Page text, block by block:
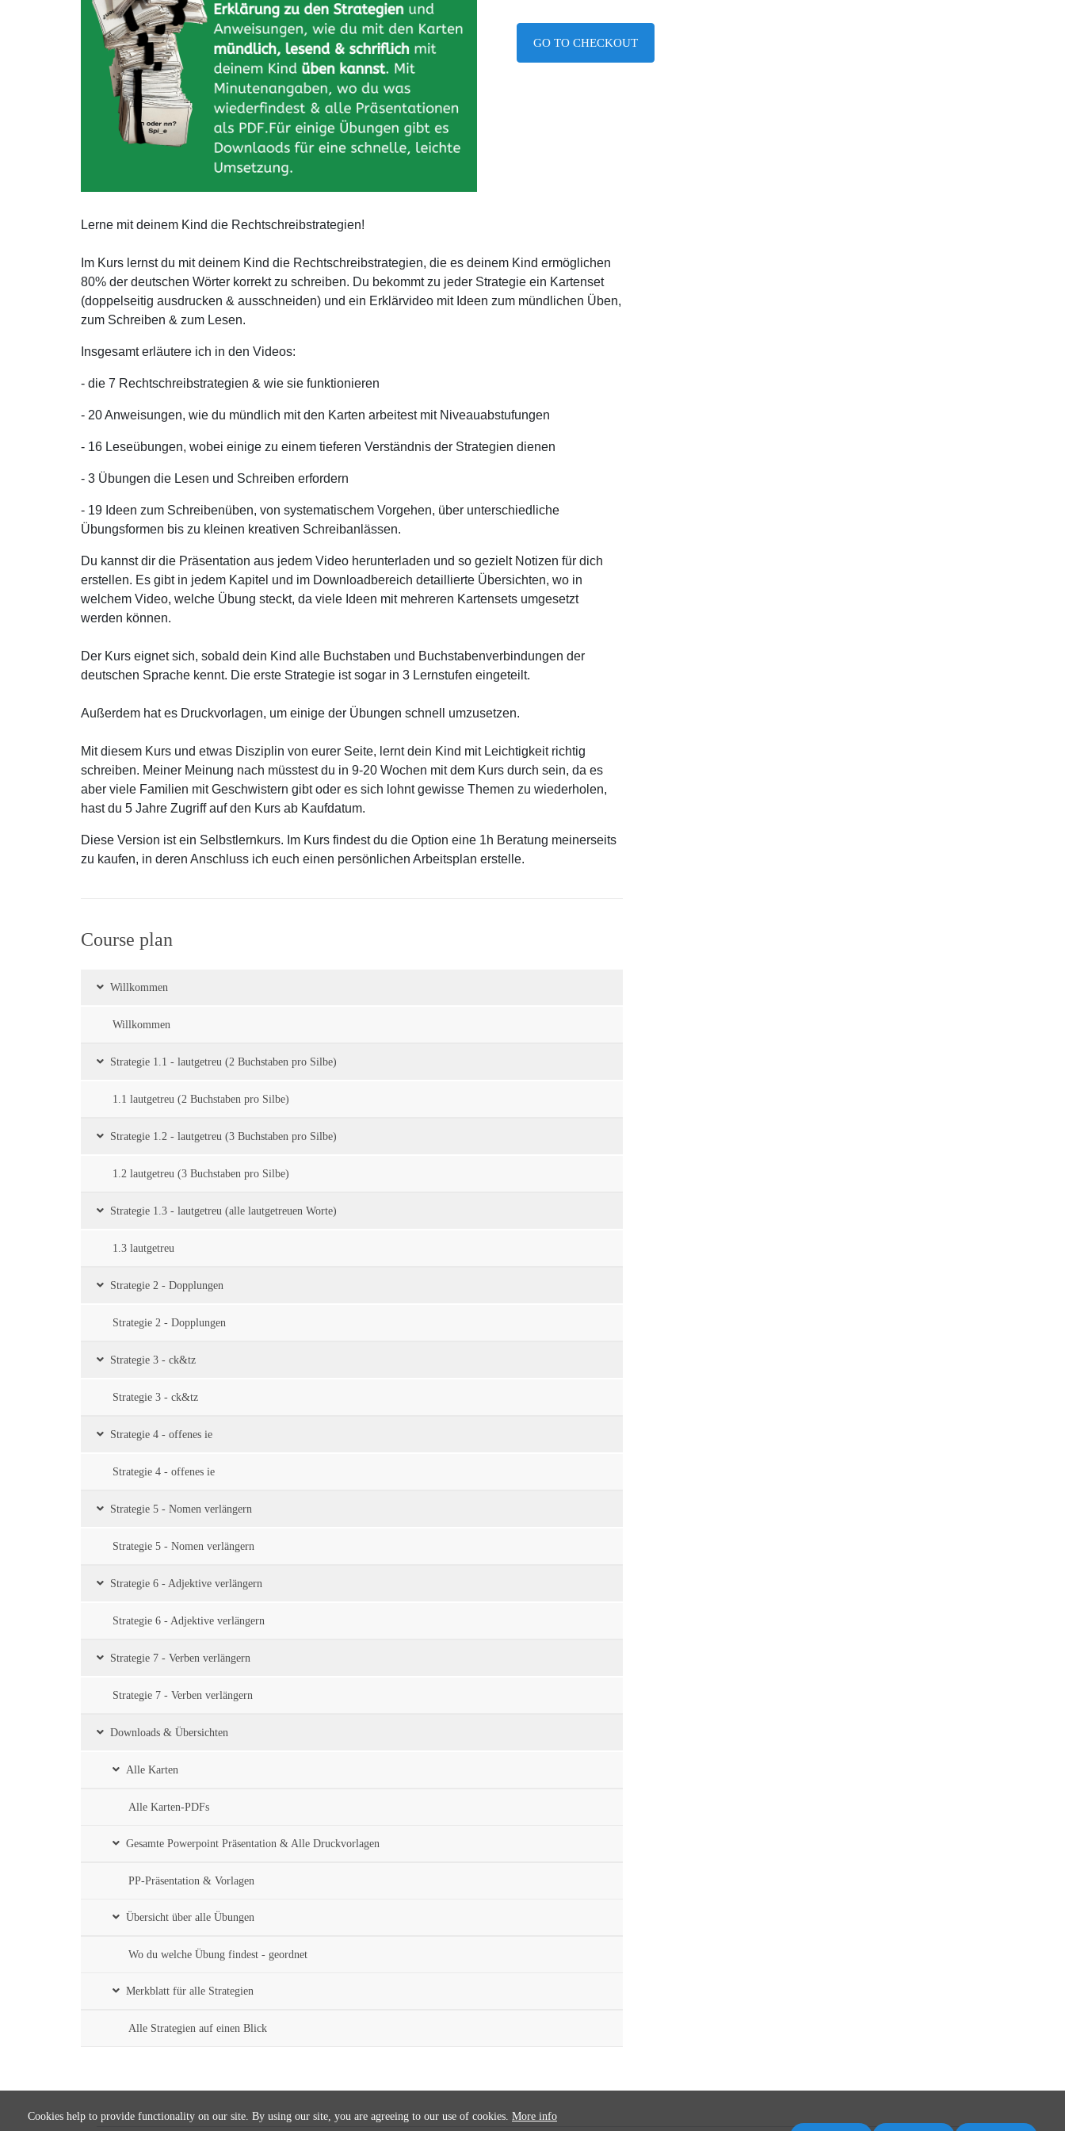
GO TO CHECKOUT
Lerne mit deinem Kind die Rechtschreibstrategien!
Im Kurs lernst du mit deinem Kind die Rechtschreibstrategien, die es deinem Kind ermöglichen
80% der deutschen Wörter korrekt zu schreiben. Du bekommt zu jeder Strategie ein Kartenset
(doppelseitig ausdrucken & ausschneiden) und ein Erklärvideo mit Ideen zum mündlichen Üben,
zum Schreiben & zum Lesen.
Insgesamt erläutere ich in den Videos:
- die 7 Rechtschreibstrategien & wie sie funktionieren
- 20 Anweisungen, wie du mündlich mit den Karten arbeitest mit Niveauabstufungen
- 16 Leseübungen, wobei einige zu einem tieferen Verständnis der Strategien dienen
- 3 Übungen die Lesen und Schreiben erfordern
- 19 Ideen zum Schreibenüben, von systematischem Vorgehen, über unterschiedliche
Übungsformen bis zu kleinen kreativen Schreibanlässen.
Du kannst dir die Präsentation aus jedem Video herunterladen und so gezielt Notizen für dich
erstellen. Es gibt in jedem Kapitel und im Downloadbereich detaillierte Übersichten, wo in
welchem Video, welche Übung steckt, da viele Ideen mit mehreren Kartensets umgesetzt
werden können.
Der Kurs eignet sich, sobald dein Kind alle Buchstaben und Buchstabenverbindungen der
deutschen Sprache kennt. Die erste Strategie ist sogar in 3 Lernstufen eingeteilt.
Außerdem hat es Druckvorlagen, um einige der Übungen schnell umzusetzen.
Mit diesem Kurs und etwas Disziplin von eurer Seite, lernt dein Kind mit Leichtigkeit richtig
schreiben. Meiner Meinung nach müsstest du in 9-20 Wochen mit dem Kurs durch sein, da es
aber viele Familien mit Geschwistern gibt oder es sich lohnt gewisse Themen zu wiederholen,
hast du 5 Jahre Zugriff auf den Kurs ab Kaufdatum.
Diese Version ist ein Selbstlernkurs. Im Kurs findest du die Option eine 1h Beratung meinerseits
zu kaufen, in deren Anschluss ich euch einen persönlichen Arbeitsplan erstelle.
Course plan
Willkommen
Willkommen
Strategie 1.1 - lautgetreu (2 Buchstaben pro Silbe)
1.1 lautgetreu (2 Buchstaben pro Silbe)
Strategie 1.2 - lautgetreu (3 Buchstaben pro Silbe)
1.2 lautgetreu (3 Buchstaben pro Silbe)
Strategie 1.3 - lautgetreu (alle lautgetreuen Worte)
1.3 lautgetreu
Strategie 2 - Dopplungen
Strategie 2 - Dopplungen
Strategie 3 - ck&tz
Strategie 3 - ck&tz
Strategie 4 - offenes ie
Strategie 4 - offenes ie
Strategie 5 - Nomen verlängern
Strategie 5 - Nomen verlängern
Strategie 6 - Adjektive verlängern
Strategie 6 - Adjektive verlängern
Strategie 7 - Verben verlängern
Strategie 7 - Verben verlängern
Downloads & Übersichten
Alle Karten
Alle Karten-PDFs
Gesamte Powerpoint Präsentation & Alle Druckvorlagen
PP-Präsentation & Vorlagen
Übersicht über alle Übungen
Wo du welche Übung findest - geordnet
Merkblatt für alle Strategien
Alle Strategien auf einen Blick
Cookies help to provide functionality on our site. By using our site, you are agreeing to our use of cookies. More info